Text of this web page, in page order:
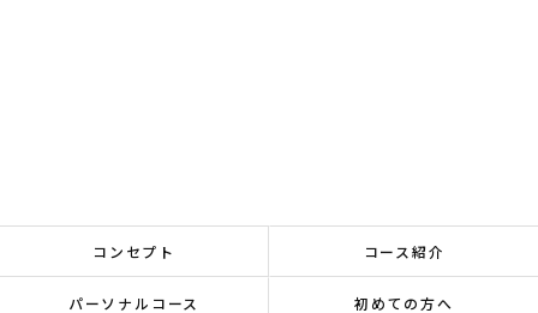
コンセプト コース紹介
パーソナルコース 初めての方へ